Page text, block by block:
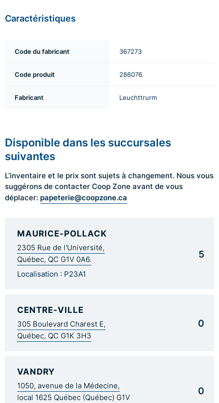
Caractéristiques
Code du fabricant 367273
Code produit 286076
Fabricant Leuchttrurm
Disponible dans les succursales
suivantes
L’inventaire et le prix sont sujets à changement. Nous vous
suggérons de contacter Coop Zone avant de vous
déplacer: papeterie@coopzone.ca
MAURICE-POLLACK
2305 Rue de l'Université,
Québec, QC G1V 0A6.
Localisation : P23A1
5
CENTRE-VILLE
305 Boulevard Charest E,
Québec, QC G1K 3H3
0
VANDRY
1050, avenue de la Médecine,
local 1625 Québec (Québec) G1V
0